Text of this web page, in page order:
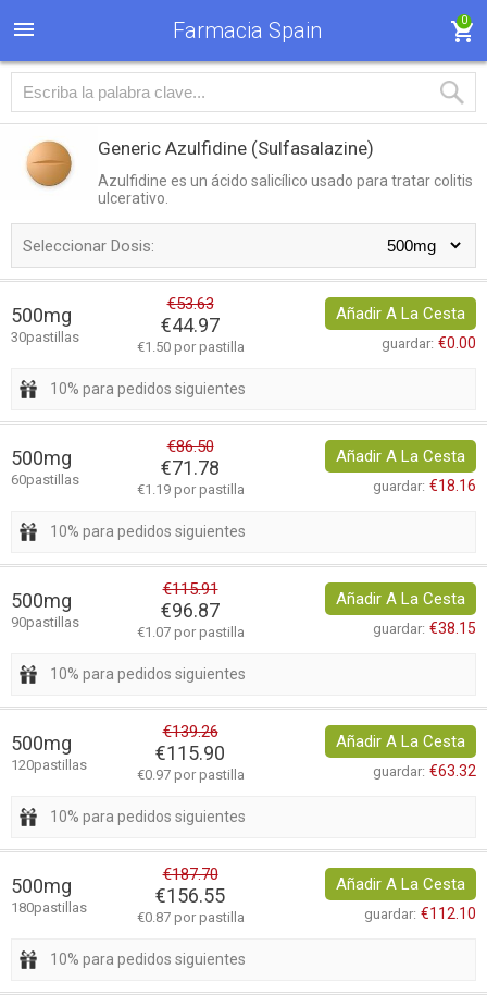
Farmacia Spain 0
Generic Azulfidine (Sulfasalazine)
Azulfidine es un ácido salicílico usado para tratar colitis
ulcerativo.
Seleccionar Dosis:
500mg
30pastillas
€53.63
€44.97
€1.50 por pastilla
Añadir A La Cesta
guardar: €0.00
10% para pedidos siguientes
500mg
60pastillas
€86.50
€71.78
€1.19 por pastilla
Añadir A La Cesta
guardar: €18.16
10% para pedidos siguientes
500mg
90pastillas
€115.91
€96.87
€1.07 por pastilla
Añadir A La Cesta
guardar: €38.15
10% para pedidos siguientes
500mg
120pastillas
€139.26
€115.90
€0.97 por pastilla
Añadir A La Cesta
guardar: €63.32
10% para pedidos siguientes
500mg
180pastillas
€187.70
€156.55
€0.87 por pastilla
Añadir A La Cesta
guardar: €112.10
10% para pedidos siguientes